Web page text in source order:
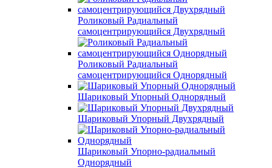
Роликовый Радиальный
самоцентрирующийся Двухрядный
Роликовый Радиальный
самоцентрирующийся Однорядный
Шариковый Упорный Однорядный
Шариковый Упорный Двухрядный
Шариковый Упорно-радиальный
Однорядный